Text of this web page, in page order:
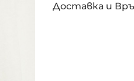
Доставка и